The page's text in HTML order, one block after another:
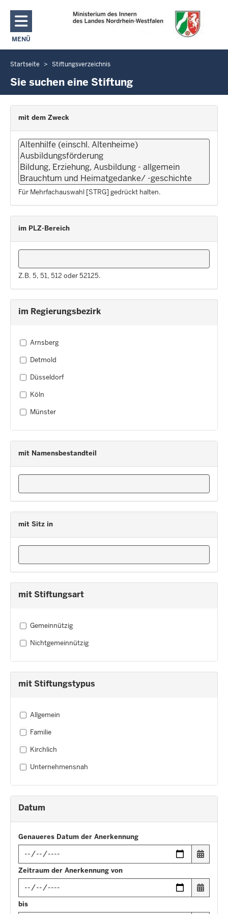
Direkt zum Inhalt
MENÜ
NAVIGATION AKTIVIEREN/DEAKTIVIEREN: MAIN MENU
Sie
befinden
hier
Startseite Stiftungsverzeichnis
Sie suchen eine Stiftung
mit dem Zweck
Für Mehrfachauswahl [STRG] gedrückt halten.
im PLZ-Bereich
Z.B. 5, 51, 512 oder 52125.
im Regierungsbezirk
Arnsberg
Detmold
Düsseldorf
Köln
Münster
mit Namensbestandteil
mit Sitz in
mit Stiftungsart
Gemeinnützig
Nichtgemeinnützig
mit Stiftungstypus
Allgemein
Familie
Kirchlich
Unternehmensnah
Datum
Genaueres Datum der Anerkennung
Input
date
in
format:
Zeitraum der Anerkennung von
Input
bis